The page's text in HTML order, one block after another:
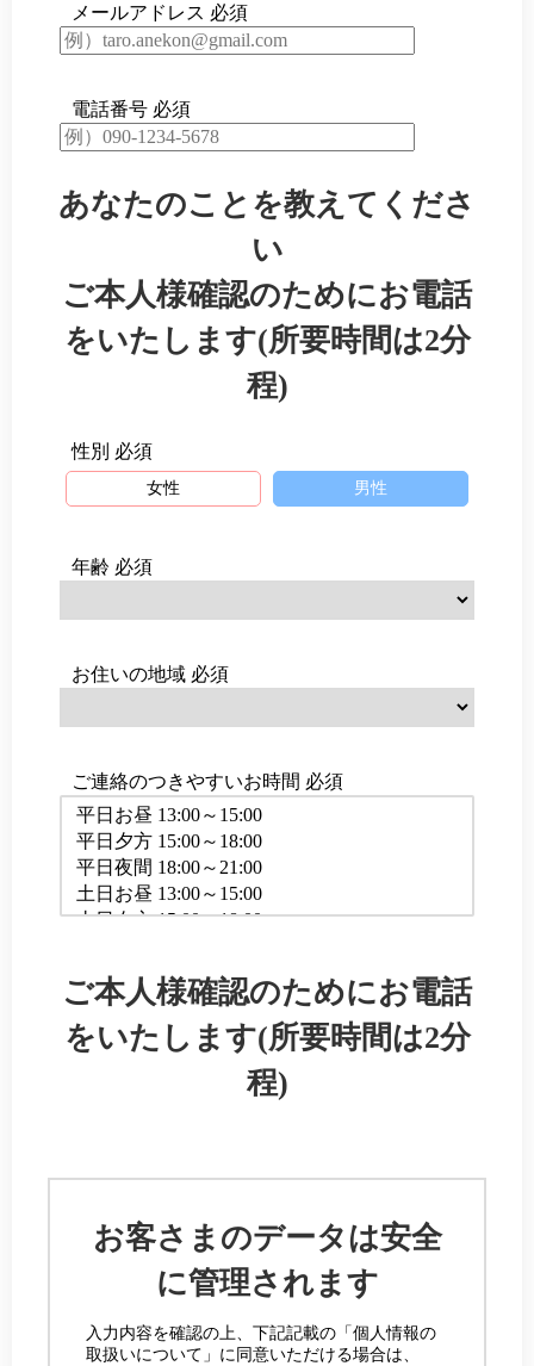
メールアドレス 必須
電話番号 必須
あなたのことを教えてくださ
い
ご本人様確認のためにお電話
をいたします(所要時間は2分
程)
性別 必須
女性 男性
年齢 必須
お住いの地域 必須
ご連絡のつきやすいお時間 必須
ご本人様確認のためにお電話
をいたします(所要時間は2分
程)
お客さまのデータは安全
に管理されます
入力内容を確認の上、下記記載の「個人情報の
取扱いについて」に同意いただける場合は、